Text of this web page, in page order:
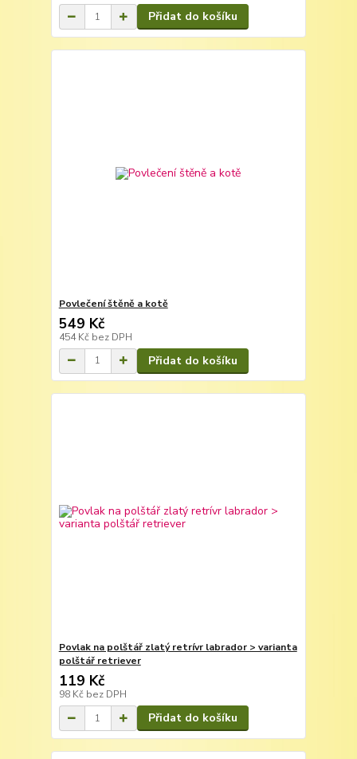
Přidat do košíku
Povlečení štěně a kotě
549 Kč
454 Kč bez DPH
Přidat do košíku
Povlak na polštář zlatý retrívr labrador > varianta
polštář retriever
119 Kč
98 Kč bez DPH
Přidat do košíku